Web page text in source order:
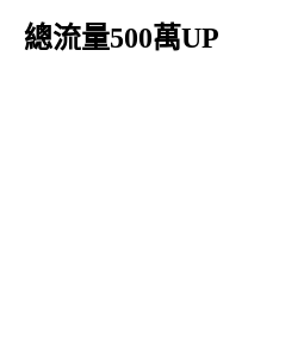
總流量500萬UP